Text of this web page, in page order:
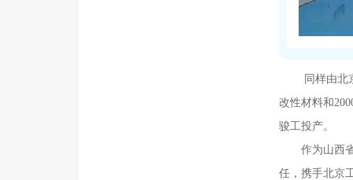
同样由
改性材料和
骏工
作为山西
任，携手北京